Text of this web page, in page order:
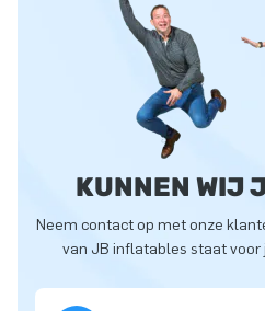
KUNNEN WIJ
Neem contact op met onze
van JB inflatables staat voor